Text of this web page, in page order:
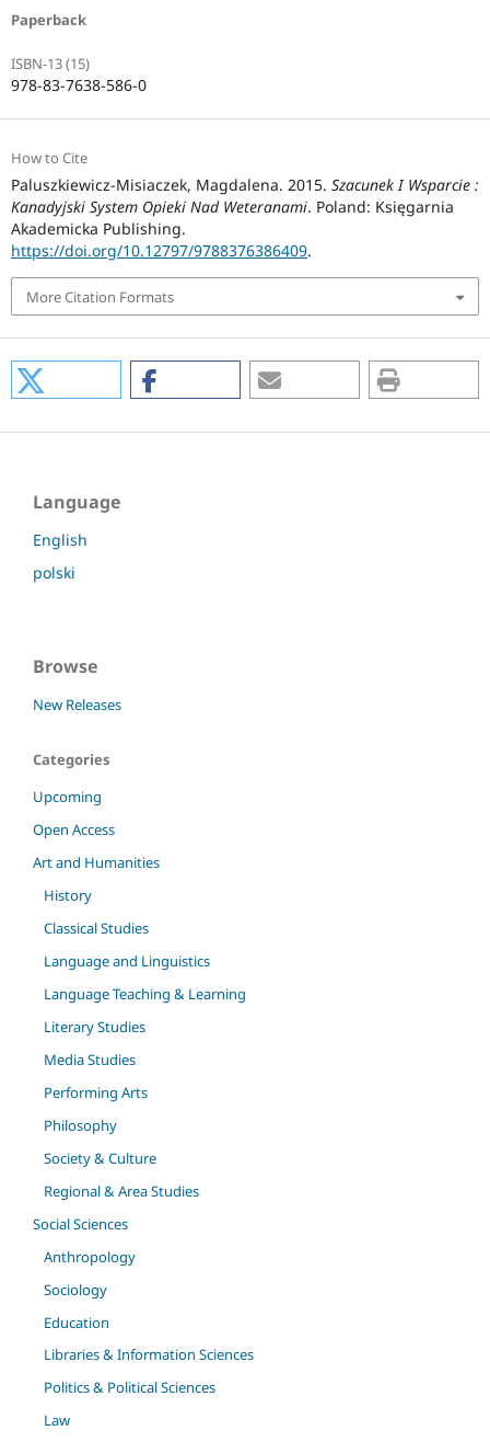
Paperback
ISBN-13 (15)
978-83-7638-586-0
How to Cite
Paluszkiewicz-Misiaczek, Magdalena. 2015. Szacunek I Wsparcie :
Kanadyjski System Opieki Nad Weteranami. Poland: Księgarnia
Akademicka Publishing.
https://doi.org/10.12797/9788376386409.
More Citation Formats
Language
English
polski
Browse
New Releases
Categories
Upcoming
Open Access
Art and Humanities
History
Classical Studies
Language and Linguistics
Language Teaching & Learning
Literary Studies
Media Studies
Performing Arts
Philosophy
Society & Culture
Regional & Area Studies
Social Sciences
Anthropology
Sociology
Education
Libraries & Information Sciences
Politics & Political Sciences
Law